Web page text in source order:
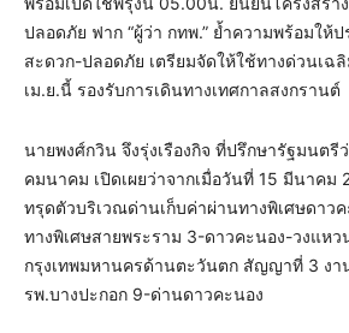
ปลอดภัย ฟาก “ผู้ว่า กทพ.” ย้ำความพร้อมให้
สะดวก-ปลอดภัย เตรียมจัดให้ใช้ทางด่วนเ
เม.ย.นี้ รองรับการเดินทางเทศกาลสงกรานต์
นายพงศ์กวิน จึงรุ่งเรืองกิจ ที่ปรึกษารัฐมนตรี
คมนาคม เปิดเผยว่าจากเมื่อวันที่ 15 มีนาคม
ทรุดตัวบริเวณด่านเก็บค่าผ่านทางพิเศษดาว
ทางพิเศษสายพระราม 3-ดาวคะนอง-วงแห
กรุงเทพมหานครด้านตะวันตก สัญญาที่ 3 งา
รพ.บางปะกอก 9-ด่านดาวคะนอง